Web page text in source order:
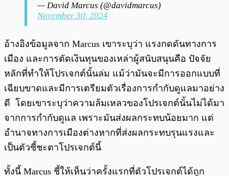
— David Marcus (@davidmarcus)
November 30, 2024
อ้างอิงข้อมูลจาก Marcus เขาระบุว่า แรงกดดันทางการ
เมือง และการตัดเงินทุนของเหล่าผู้สนับสนุนคือ ปัจจัย
หลักที่ทำให้โปรเจกต์นั้นล่ม แม้ว่ามันจะมีการออกแบบที่
เฉียบขาดและมีการเตรียมตัวเรื่องการกำกับดูแลมาอย่าง
ดี โดยเขาระบุว่าความล้มเหลวของโปรเจกต์นั้นไม่ได้มา
จากการกำกับดูแล เพราะมันส่งผลกระทบน้อยมาก แต่
อำนาจทางการเมืองต่างหากที่ส่งผลกระทบรุนแรงและ
เป็นตัวชี้ชะตาโปรเจกต์นี้
ทั้งนี้ Marcus ชี้ให้เห็นว่าครั้งแรกที่ตัวโปรเจกต์ได้ถูก